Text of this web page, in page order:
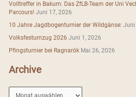
n
:
Volltreffer in Bakum: Das ZfLB-Team der Uni
Parcours! Juni 17, 2026
10 Jahre Jagdbogenturnier der Wildgänse: Juni
Volksfestumzug 2026 Juni 1, 2026
Pfingsturnier bei Ragnarök Mai 26, 2026
Archive